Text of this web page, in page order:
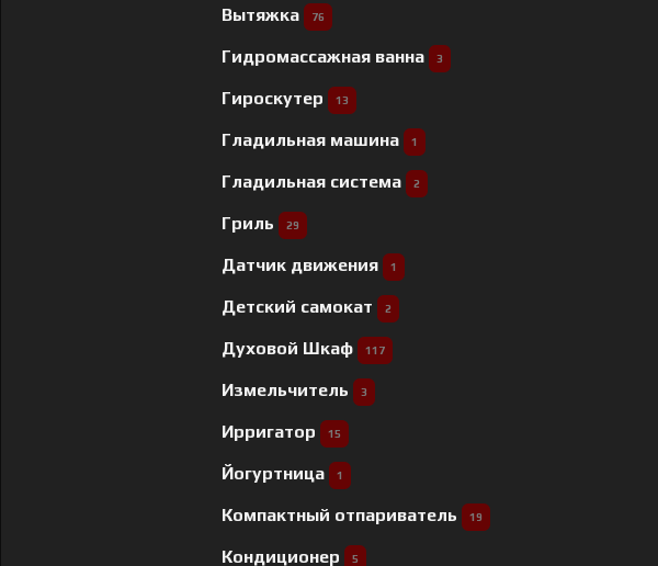
Вытяжка 76
Гидромассажная ванна 3
Гироскутер 13
Гладильная машина 1
Гладильная система 2
Гриль 29
Датчик движения 1
Детский самокат 2
Духовой Шкаф 117
Измельчитель 3
Ирригатор 15
Йогуртница 1
Компактный отпариватель 19
Кондиционер 5